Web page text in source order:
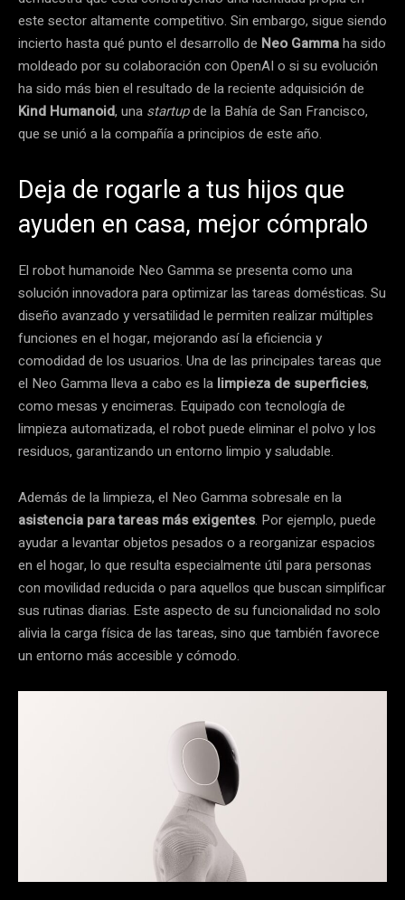
este sector altamente competitivo. Sin embargo, sigue siendo
incierto hasta qué punto el desarrollo de Neo Gammaha sido
moldeado por su colaboración con OpenAI o si su evolución
ha sido más bien el resultado de la reciente adquisición de
Kind Humanoid, una startupde la Bahía de San Francisco,
que se unió a la compañía a principios de este año.
Deja de rogarle a tus hijos que
ayuden en casa, mejor cómpralo
El robot humanoide Neo Gamma se presenta como una
solución innovadora para optimizar las tareas domésticas. Su
diseño avanzado y versatilidad le permiten realizar múltiples
funciones en el hogar, mejorando así la eficiencia y
comodidad de los usuarios. Una de las principales tareas que
el Neo Gamma lleva a cabo es la limpieza de superficies,
como mesas y encimeras. Equipado con tecnología de
limpieza automatizada, el robot puede eliminar el polvo y los
residuos, garantizando un entorno limpio y saludable.
Además de la limpieza, el Neo Gamma sobresale en la
asistencia para tareas más exigentes. Por ejemplo, puede
ayudar a levantar objetos pesados o a reorganizar espacios
en el hogar, lo que resulta especialmente útil para personas
con movilidad reducida o para aquellos que buscan simplificar
sus rutinas diarias. Este aspecto de su funcionalidad no solo
alivia la carga física de las tareas, sino que también favorece
un entorno más accesible y cómodo.